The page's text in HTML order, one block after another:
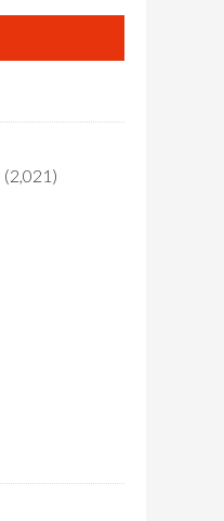
(2,021)